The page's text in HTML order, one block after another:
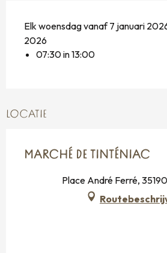
Elk woensdag vanaf 7 januari
2026
07:30 in 13:00
LOCATIE
MARCHÉ DE TINTÉNIAC
Place André Ferré,